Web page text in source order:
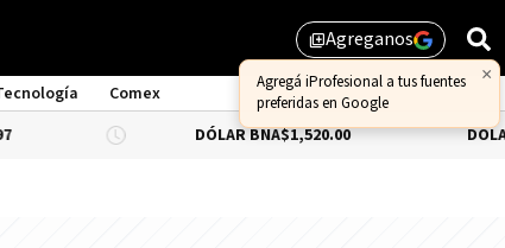
library_addAgreganos
Comex
DÓLAR BNA $1,520.00 DÓLAR BLUE-